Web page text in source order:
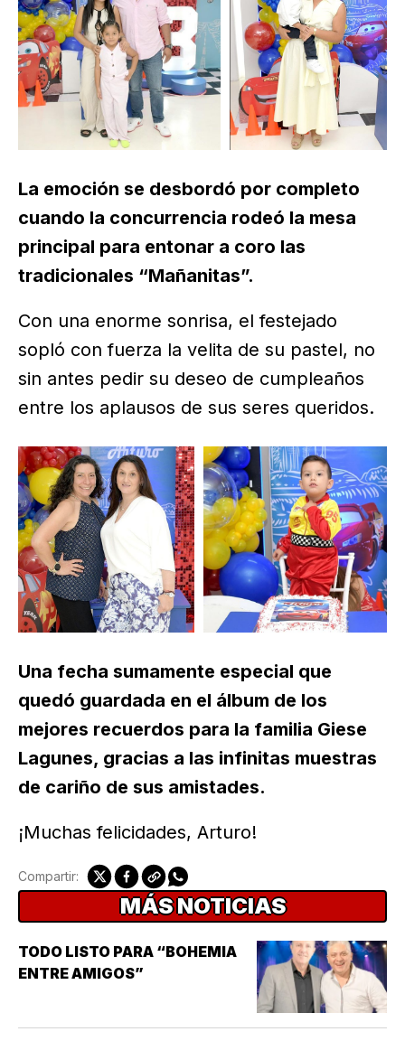
La emoción se desbordó por completo
cuando la concurrencia rodeó la mesa
principal para entonar a coro las
tradicionales “Mañanitas”.
Con una enorme sonrisa, el festejado
sopló con fuerza la velita de su pastel, no
sin antes pedir su deseo de cumpleaños
entre los aplausos de sus seres queridos.
Una fecha sumamente especial que
quedó guardada en el álbum de los
mejores recuerdos para la familia Giese
Lagunes, gracias a las infinitas muestras
de cariño de sus amistades.
¡Muchas felicidades, Arturo!
Compartir:
MÁS NOTICIAS
TODO LISTO PARA “BOHEMIA
ENTRE AMIGOS”